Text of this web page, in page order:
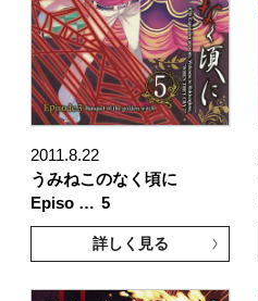
2011.8.22
うみねこのなく頃に
Episo … 5
詳しく見る